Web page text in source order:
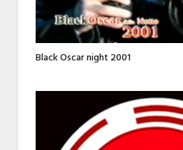
Black Oscar night 2001